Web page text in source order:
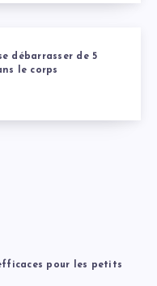
débarrasser de 5
le corps
pour les petits